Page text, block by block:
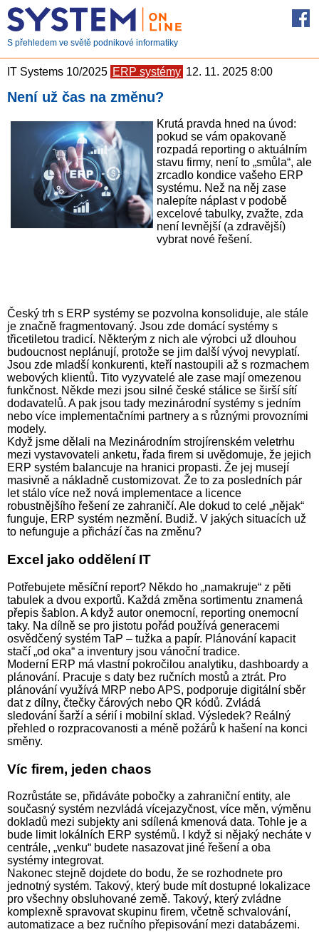
S přehledem ve světě podnikové informatiky
IT Systems 10/2025 ERP systémy 12. 11. 2025 8:00
Není už čas na změnu?
Krutá pravda hned na úvod:
pokud se vám opakovaně
rozpadá reporting o aktuálním
stavu firmy, není to „smůla“, ale
zrcadlo kondice vašeho ERP
systému. Než na něj zase
nalepíte náplast v podobě
excelové tabulky, zvažte, zda
není levnější (a zdravější)
vybrat nové řešení.
Český trh s ERP systémy se pozvolna konsoliduje, ale stále
je značně fragmentovaný. Jsou zde domácí systémy s
třicetiletou tradicí. Některým z nich ale výrobci už dlouhou
budoucnost neplánují, protože se jim další vývoj nevyplatí.
Jsou zde mladší konkurenti, kteří nastoupili až s rozmachem
webových klientů. Tito vyzyvatelé ale zase mají omezenou
funkčnost. Někde mezi jsou silné české stálice se širší sítí
dodavatelů. A pak jsou tady mezinárodní systémy s jedním
nebo více implementačními partnery a s různými provozními
modely.
Když jsme dělali na Mezinárodním strojírenském veletrhu
mezi vystavovateli anketu, řada firem si uvědomuje, že jejich
ERP systém balancuje na hranici propasti. Že jej musejí
masivně a nákladně customizovat. Že to za posledních pár
let stálo více než nová implementace a licence
robustnějšího řešení ze zahraničí. Ale dokud to celé „nějak“
funguje, ERP systém nezmění. Budiž. V jakých situacích už
to nefunguje a přichází čas na změnu?
Excel jako oddělení IT
Potřebujete měsíční report? Někdo ho „namakruje“ z pěti
tabulek a dvou exportů. Každá změna sortimentu znamená
přepis šablon. A když autor onemocní, reporting onemocní
taky. Na dílně se pro jistotu pořád používá generacemi
osvědčený systém TaP – tužka a papír. Plánování kapacit
stačí „od oka“ a inventury jsou vánoční tradice.
Moderní ERP má vlastní pokročilou analytiku, dashboardy a
plánování. Pracuje s daty bez ručních mostů a ztrát. Pro
plánování využívá MRP nebo APS, podporuje digitální sběr
dat z dílny, čtečky čárových nebo QR kódů. Zvládá
sledování šarží a sérií i mobilní sklad. Výsledek? Reálný
přehled o rozpracovanosti a méně požárů k hašení na konci
směny.
Víc firem, jeden chaos
Rozrůstáte se, přidáváte pobočky a zahraniční entity, ale
současný systém nezvládá vícejazyčnost, více měn, výměnu
dokladů mezi subjekty ani sdílená kmenová data. Tohle je a
bude limit lokálních ERP systémů. I když si nějaký necháte v
centrále, „venku“ budete nasazovat jiné řešení a oba
systémy integrovat.
Nakonec stejně dojdete do bodu, že se rozhodnete pro
jednotný systém. Takový, který bude mít dostupné lokalizace
pro všechny obsluhované země. Takový, který zvládne
komplexně spravovat skupinu firem, včetně schvalování,
automatizace a bez ručního přepisování mezi databázemi.